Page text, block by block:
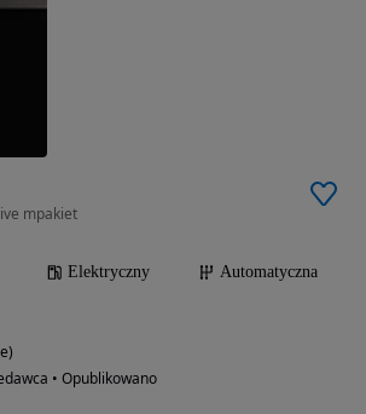
mpakiet
Elektryczny
Automatyczna
• Opublikowano